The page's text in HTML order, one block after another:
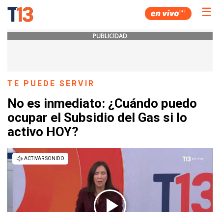
☰
PUBLICIDAD
TE PUEDE SERVIR
No es inmediato: ¿Cuándo puedo
ocupar el Subsidio del Gas si lo
activo HOY?